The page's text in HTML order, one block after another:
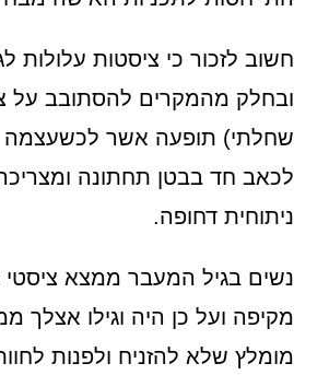
חשוב לזכור כי ציסטות עלולות
ובחלק מהמקרים להסתובב על
שחלתי) תופעה אשר לכשעצמה
לכאב חד בבטן תחתונה
ניתוחית דחופה.
נשים בגיל המעבר ממצא
מקיפה ועל כן היה וגילו אצלך
מומלץ שלא להזניח ולפנות